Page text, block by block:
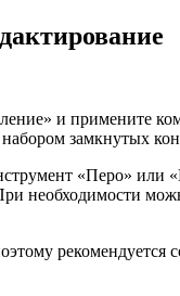
и примените
замкнутых
«Перо»
необходимости